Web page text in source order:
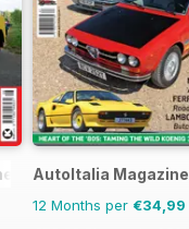
AutoItalia Magazine
12 Months per €34,99